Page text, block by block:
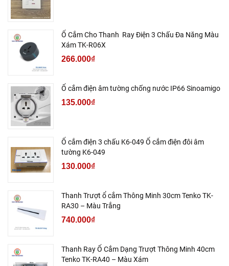
Ổ Cắm Cho Thanh Ray Điện 3 Chấu Đa Năng Màu
Xám TK-R06X
266.000₫
Ổ cắm điện âm tường chống nước IP66 Sinoamigo
135.000₫
Ổ cắm điện 3 chấu K6-049 Ổ cắm điện đôi âm
tường K6-049
130.000₫
Thanh Trượt ổ cắm Thông Minh 30cm Tenko TK-
RA30 – Màu Trắng
740.000₫
Thanh Ray Ổ Cắm Dạng Trượt Thông Minh 40cm
Tenko TK-RA40 – Màu Xám